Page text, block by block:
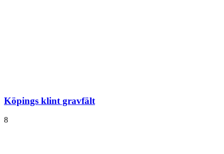
Köpings klint gravfält
8